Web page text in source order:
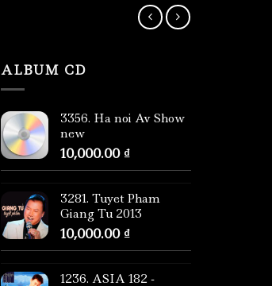
ALBUM CD
3356. Ha noi Av Show
new
10,000.00 ₫
3281. Tuyet Pham
Giang Tu 2013
10,000.00 ₫
1236. ASIA 182 -